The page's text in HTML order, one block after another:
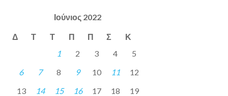
Ιούνιος 2022
Δ Τ Τ Π Π Σ Κ
1 2 3 4
5
6
7 8 9 10 11
12
13
14 15 16 17 18
19